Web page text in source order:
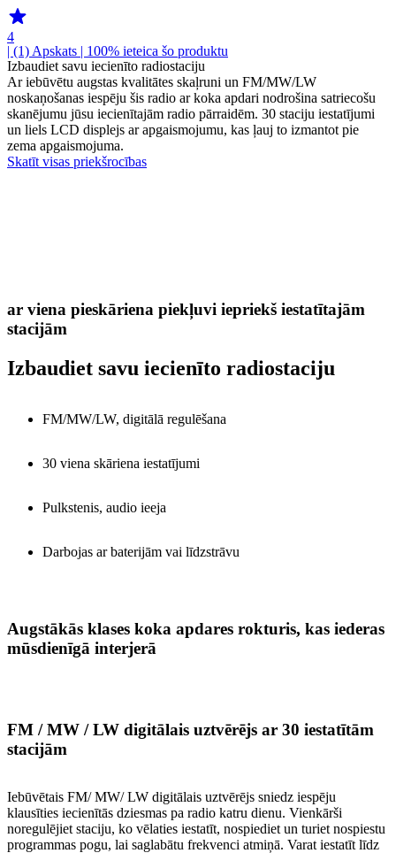
4
| (1) Apskats | 100% ieteica šo produktu
Izbaudiet savu iecienīto radiostaciju
Ar iebūvētu augstas kvalitātes skaļruni un FM/MW/LW
noskaņošanas iespēju šis radio ar koka apdari nodrošina satriecošu
skanējumu jūsu iecienītajām radio pārraidēm. 30 staciju iestatījumi
un liels LCD displejs ar apgaismojumu, kas ļauj to izmantot pie
zema apgaismojuma.
Skatīt visas priekšrocības
ar viena pieskāriena piekļuvi iepriekš iestatītajām
stacijām
Izbaudiet savu iecienīto radiostaciju
FM/MW/LW, digitālā regulēšana
30 viena skāriena iestatījumi
Pulkstenis, audio ieeja
Darbojas ar baterijām vai līdzstrāvu
Augstākās klases koka apdares rokturis, kas iederas
mūsdienīgā interjerā
FM / MW / LW digitālais uztvērējs ar 30 iestatītām
stacijām
Iebūvētais FM/ MW/ LW digitālais uztvērējs sniedz iespēju
klausīties iecienītās dziesmas pa radio katru dienu. Vienkārši
noregulējiet staciju, ko vēlaties iestatīt, nospiediet un turiet nospiestu
programmas pogu, lai saglabātu frekvenci atmiņā. Varat iestatīt līdz